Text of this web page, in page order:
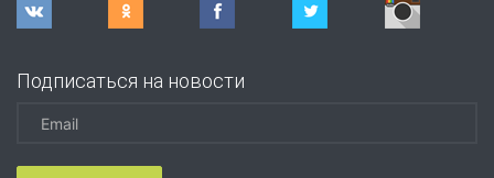
Подписаться на новости